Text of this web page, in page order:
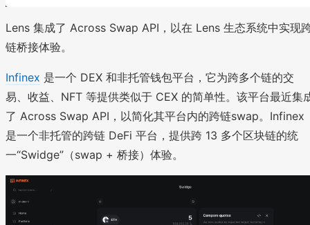
Lens 集成了 Across Swap API，以在 Lens 生态系统中实现
链桥接体验。
Infinex 是一个 DEX 和非托管钱包平台，它为跨多个链的交
易、收益、NFT 等提供类似于 CEX 的简单性。该平台最近集
了 Across Swap API，以简化其平台内的跨链swap。Infinex
是一个非托管的跨链 DeFi 平台，提供跨 13 多个区块链的统
一“Swidge”（swap + 桥接）体验。